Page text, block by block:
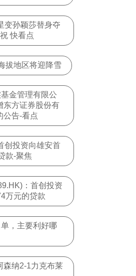
变孙颖莎替身夺
快看点
拔地区将迎降雪
金管理有限公
东方证券股份有
公告-看点
创投资向雄安首
款-聚焦
：首创投资
万元的贷款
，主要利好哪
森纳2-1力克布莱